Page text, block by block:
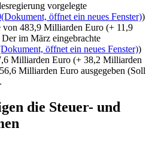
vorgelegte
(Dokument, öffnet ein neues Fenster))
von 483,9 Milliarden Euro (+ 11,9
im März eingebrachte
öffnet ein neues Fenster))
Milliarden Euro (+ 38,2 Milliarden
Milliarden Euro ausgegeben (Soll
die Steuer- und